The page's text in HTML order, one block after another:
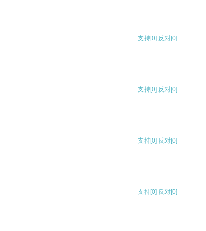
支持[0] 反对[0]
支持[0] 反对[0]
支持[0] 反对[0]
支持[0] 反对[0]